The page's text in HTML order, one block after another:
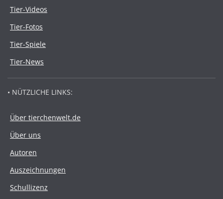
Tier-Videos
Tier-Fotos
Tier-Spiele
Tier-News
• NÜTZLICHE LINKS:
Über tierchenwelt.de
Über uns
Autoren
Auszeichnungen
Schullizenz